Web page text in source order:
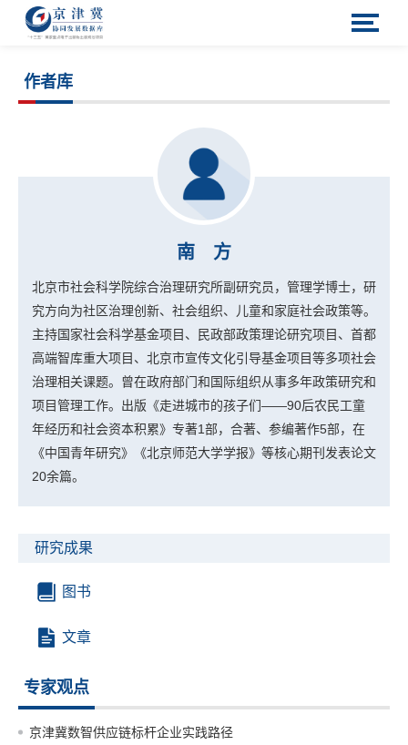
作者库
南 方
北京市社会科学院综合治理研究所副研究员，管理学博士，研
究方向为社区治理创新、社会组织、儿童和家庭社会政策等。
主持国家社会科学基金项目、民政部政策理论研究项目、首都
高端智库重大项目、北京市宣传文化引导基金项目等多项社会
治理相关课题。曾在政府部门和国际组织从事多年政策研究和
项目管理工作。出版《走进城市的孩子们——90后农民工童
年经历和社会资本积累》专著1部，合著、参编著作5部，在
《中国青年研究》《北京师范大学学报》等核心期刊发表论文
20余篇。
研究成果
图书
文章
专家观点
京津冀数智供应链标杆企业实践路径